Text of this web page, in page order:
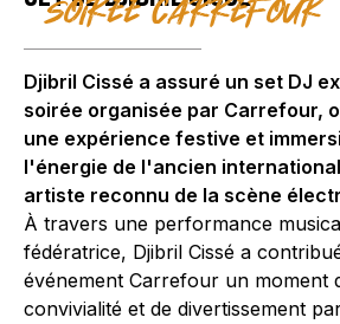
soirée carrefour
Djibril Cissé a assuré un set DJ
soirée organisée par Carrefour,
une expérience festive et
l'énergie de l'ancien
artiste reconnu de la scène
À travers une performance
fédératrice, Djibril Cissé a
événement Carrefour un moment
convivialité et de divertissement